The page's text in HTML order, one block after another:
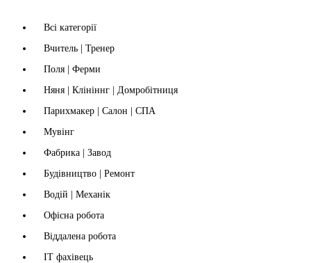
Всі категорії
Вчитель | Тренер
Поля | Ферми
Няня | Клініннг | Домробітниця
Парихмакер | Салон | СПА
Мувінг
Фабрика | Завод
Будівництво | Ремонт
Водій | Механік
Офісна робота
Віддалена робота
IT фахівець